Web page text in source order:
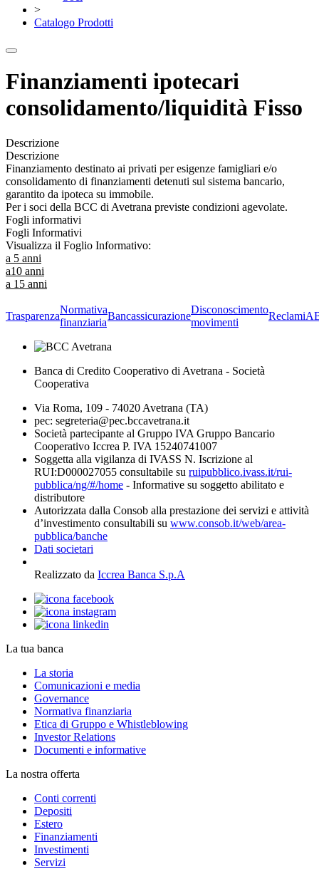
>
Catalogo Prodotti
Finanziamenti ipotecari
consolidamento/liquidità Fisso
Descrizione
Descrizione
Finanziamento destinato ai privati per esigenze famigliari e/o
consolidamento di finanziamenti detenuti sul sistema bancario,
garantito da ipoteca su immobile.
Per i soci della BCC di Avetrana previste condizioni agevolate.
Fogli informativi
Fogli Informativi
Visualizza il Foglio Informativo:
a 5 anni
a10 anni
a 15 anni
Trasparenza
Normativa
finanziaria
Bancassicurazione
Disconoscimento
movimenti
Reclami
Banca di Credito Cooperativo di Avetrana - Società
Cooperativa
Via Roma, 109 - 74020 Avetrana (TA)
pec: segreteria@pec.bccavetrana.it
Società partecipante al Gruppo IVA Gruppo Bancario
Cooperativo Iccrea P. IVA 15240741007
Soggetta alla vigilanza di IVASS N. Iscrizione al
RUI:D000027055 consultabile su ruipubblico.ivass.it/rui-
pubblica/ng/#/home - Informative su soggetto abilitato e
distributore
Autorizzata dalla Consob alla prestazione dei servizi e attività
d’investimento consultabili su www.consob.it/web/area-
pubblica/banche
Dati societari
Realizzato da Iccrea Banca S.p.A
La tua banca
La storia
Comunicazioni e media
Governance
Normativa finanziaria
Etica di Gruppo e Whistleblowing
Investor Relations
Documenti e informative
La nostra offerta
Conti correnti
Depositi
Estero
Finanziamenti
Investimenti
Servizi